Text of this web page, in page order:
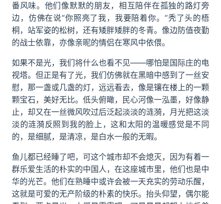
番风味。他们像默默的朋友，相互陪伴在孤独的路灯旁
边，仿佛在说“你照亮了我，我要陪着你。”秃了头的梧
桐，站军姿的松树，还有矮胖矮胖的冬青。像边防值夜勤
的战士依靠，亦像亲昵的情侣在寒风中依偎。
如果不是光，我们将什么也看不见——哪怕是国际庄的电
视塔。但正是有了光，我们仿佛就在黑暗中感到了一丝安
慰，那一盏或几盏的灯，远远看去，像是镶在楼上的一颗
颗宝石，美好无比。低头俯瞰，民心河像一泓墨，好像静
止，却又在一丝微风吹过后泛起淡淡的涟漪，月光把这淡
淡的涟漪反照到我的脸上，这和太阳的温暖感觉是不同
的，是细腻，是清凉，是白水一般的无暇。
鱼儿都已经睡了吧，可这个城市却不会熄灭，因为有着一
群乐爱生活的朴实的中国人，在这座城市里，他们也是中
华的光芒。他们在熟睡中或许会被一天充实的劳动乐醒，
这就是可爱的无产阶级的朴素的快乐。抬头仰望，偶尔能